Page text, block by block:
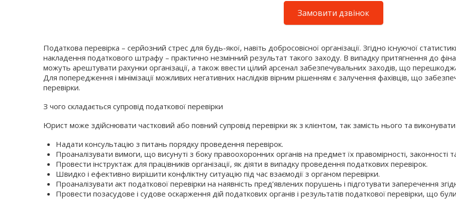
Замовити дзвінок
Податкова перевірка – серйозний стрес для будь-якої, навіть добросовісної організації. Згідно існуючої
накладення податкового штрафу – практично незмінний результат такого заходу. В випадку притягнення до
можуть арештувати рахунки організації, а також ввести цілий арсенал забезпечувальних заходів, що
Для попередження і мінімізації можливих негативних наслідків вірним рішенням є залучення фахівців, що
перевірки.
З чого складається супровід податкової перевірки
Юрист може здійснювати частковий або повний супровід перевірки як з клієнтом, так замість нього та виконувати
Надати консультацію з питань порядку проведення перевірок.
Проаналізувати вимоги, що висунуті з боку правоохоронних органів на предмет їх правомірності, законності
Провести інструктаж для працівників організації, як діяти в випадку проведення податкових перевірок.
Швидко і ефективно вирішити конфліктну ситуацію під час взаємодії з органом перевірки.
Проаналізувати акт податкової перевірки на наявність пред’явлених порушень і підготувати заперечення
Провести позасудове і судове оскарження дій податкових органів і результатів податкової перевірки, що